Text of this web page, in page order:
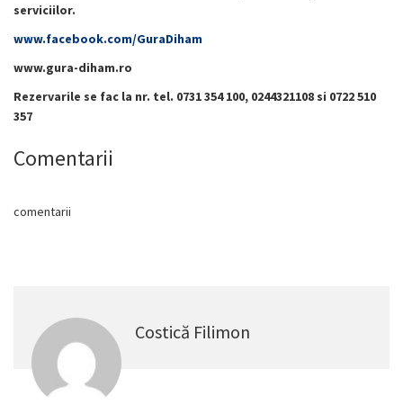
serviciilor.
www.facebook.com/GuraDiham
www.gura-diham.ro
Rezervarile se fac la nr. tel. 0731 354 100, 0244321108 si 0722 510
357
Comentarii
comentarii
Costică Filimon